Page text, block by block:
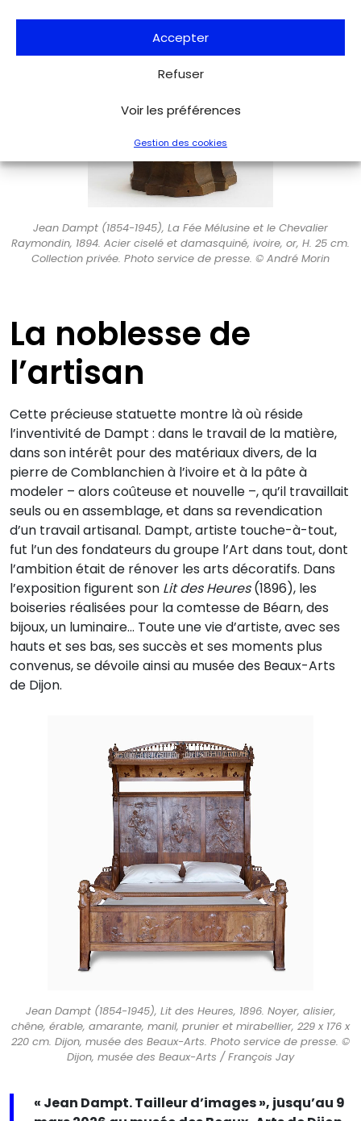
Accepter
Refuser
Voir les préférences
Gestion des cookies
Jean Dampt (1854-1945), La Fée Mélusine et le Chevalier
Raymondin, 1894. Acier ciselé et damasquiné, ivoire, or, H. 25 cm.
Collection privée. Photo service de presse. © André Morin
La noblesse de
l’artisan
Cette précieuse statuette montre là où réside
l’inventivité de Dampt : dans le travail de la matière,
dans son intérêt pour des matériaux divers, de la
pierre de Comblanchien à l’ivoire et à la pâte à
modeler – alors coûteuse et nouvelle –, qu’il travaillait
seuls ou en assemblage, et dans sa revendication
d’un travail artisanal. Dampt, artiste touche-à-tout,
fut l’un des fondateurs du groupe l’Art dans tout, dont
l’ambition était de rénover les arts décoratifs. Dans
l’exposition figurent son Lit des Heures(1896), les
boiseries réalisées pour la comtesse de Béarn, des
bijoux, un luminaire… Toute une vie d’artiste, avec ses
hauts et ses bas, ses succès et ses moments plus
convenus, se dévoile ainsi au musée des Beaux-Arts
de Dijon.
Jean Dampt (1854-1945), Lit des Heures, 1896. Noyer, alisier,
chêne, érable, amarante, manil, prunier et mirabellier, 229 x 176 x
220 cm. Dijon, musée des Beaux-Arts. Photo service de presse. ©
Dijon, musée des Beaux-Arts / François Jay
« Jean Dampt. Tailleur d’images », jusqu’au 9